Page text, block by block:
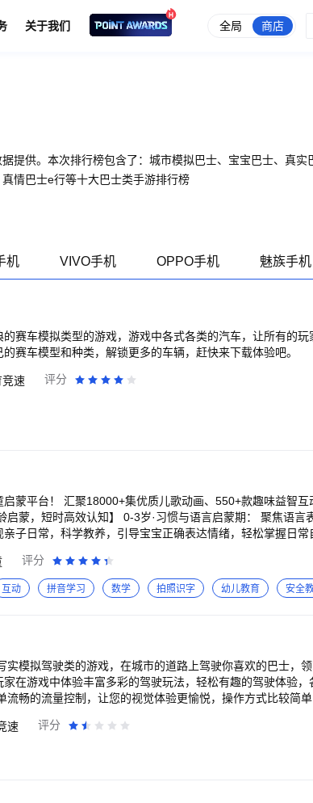
关于我们 全局 商店
提供。本次排行榜包含了：城市模拟巴士、宝宝巴士、真
情巴士e行等十大巴士类手游排行榜
机 VIVO手机 OPPO手机 魅族手机
赛车模拟类型的游戏，游戏中各式各类的汽车，让所有的
赛车模型和种类，解锁更多的车辆，赶快来下载体验吧。
竞速 评分
启蒙平台！ 汇聚18000+集优质儿歌动画、550+款趣味益智
子日常，科学教养，引导宝宝正确表达情绪，轻松掌握日
主攻入学预备知识、儿童自我保护两大刚需内容 ▸白玉兰
类安全隐患，教会孩子：真正的勇敢，不是挑战危险，而
蒙，把枯燥知识点转化为趣味互动，激发孩子主动学习的兴趣，平稳衔
量古诗国学专辑，带领孩子背诵唐诗宋词，提升国学素养。
炼思辨力；丰富成长故事引导孩子学会直面难题，培养抗压抗挫的良好心态
绍】 1、超省事： ①畅享0-8岁全部启蒙资源，解锁45000+优质内
典儿歌、安全动画、睡前故事、国学启蒙等热门成长主题
①一次解锁6大教育型内容：汉字、阅读、数学、英语、
牌。宝宝巴士秉承“快乐启蒙”的理念，用奇妙有趣的方式
评分
互动 拼音学习 数学 拍照识字 幼儿教育 安全
实模拟驾驶类的游戏，在城市的道路上驾驶你喜欢的巴士，
在游戏中体验丰富多彩的驾驶玩法，轻松有趣的驾驶体验
流畅的流量控制，让您的视觉体验更愉悦，操作方式比较简单
正的汽车。 2,视角可以随玩家自由切换，体验更真实、更有
操作方式比较简单,可以更轻松的控制技能，学习驾驶 方法，完
速 评分